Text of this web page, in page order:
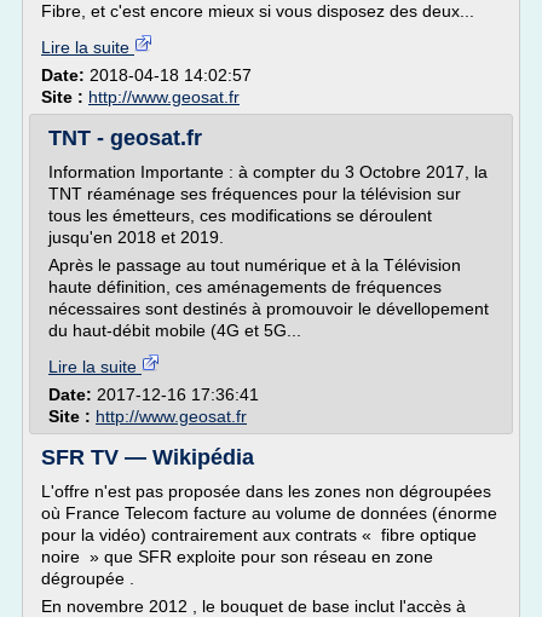
Fibre, et c'est encore mieux si vous disposez des deux...
Lire la suite
Date: 2018-04-18 14:02:57
Site : http://www.geosat.fr
TNT - geosat.fr
Information Importante : à compter du 3 Octobre 2017, la
TNT réaménage ses fréquences pour la télévision sur
tous les émetteurs, ces modifications se déroulent
jusqu'en 2018 et 2019.
Après le passage au tout numérique et à la Télévision
haute définition, ces aménagements de fréquences
nécessaires sont destinés à promouvoir le dévellopement
du haut-débit mobile (4G et 5G...
Lire la suite
Date: 2017-12-16 17:36:41
Site : http://www.geosat.fr
SFR TV — Wikipédia
L'offre n'est pas proposée dans les zones non dégroupées
où France Telecom facture au volume de données (énorme
pour la vidéo) contrairement aux contrats « fibre optique
noire » que SFR exploite pour son réseau en zone
dégroupée .
En novembre 2012 , le bouquet de base inclut l'accès à